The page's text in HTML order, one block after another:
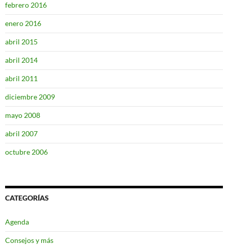
febrero 2016
enero 2016
abril 2015
abril 2014
abril 2011
diciembre 2009
mayo 2008
abril 2007
octubre 2006
CATEGORÍAS
Agenda
Consejos y más